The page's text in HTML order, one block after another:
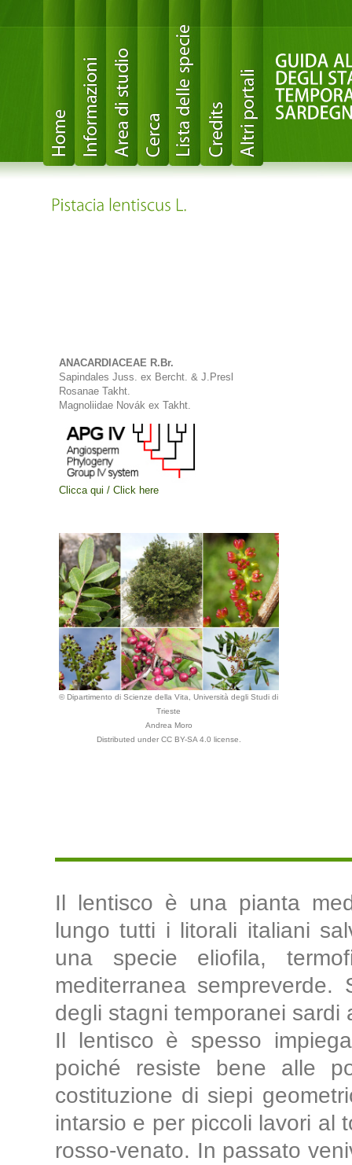
ANACARDIACEAE R.Br.
Sapindales Juss. ex Bercht. & J.Presl
Rosanae Takht.
Magnoliidae Novák ex Takht.
Clicca qui / Click here
© Dipartimento di Scienze della Vita, Università degli Studi di
Trieste
Andrea Moro
Distributed under CC BY-SA 4.0 license.
Il lentisco è una pianta
lungo tutti i litorali italiani
una specie eliofila,
mediterranea
degli stagni temporanei
Il lentisco è spesso
poiché resiste bene alle
costituzione di siepi
intarsio e per piccoli lavori al
rosso-venato. In passato